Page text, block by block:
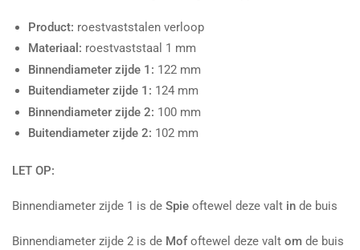
Product: roestvaststalen verloop
Materiaal: roestvaststaal 1 mm
Binnendiameter zijde 1: 122 mm
Buitendiameter zijde 1: 124 mm
Binnendiameter zijde 2: 100 mm
Buitendiameter zijde 2: 102 mm
LET OP:
Binnendiameter zijde 1 is de Spie oftewel deze valt in de buis
Binnendiameter zijde 2 is de Mofoftewel deze valt om de buis